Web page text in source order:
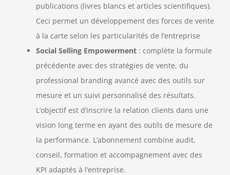
publications (livres blancs et articles scientifiques).
Ceci permet un développement des forces de vente
à la carte selon les particularités de l’entreprise
Social Selling Empowerment : complète la formule
précédente avec des stratégies de vente, du
professional branding avancé avec des outils sur
mesure et un suivi personnalisé des résultats.
L’objectif est d’inscrire la relation clients dans une
vision long terme en ayant des outils de mesure de
la performance. L’abonnement combine audit,
conseil, formation et accompagnement avec des
KPI adaptés à l’entreprise.